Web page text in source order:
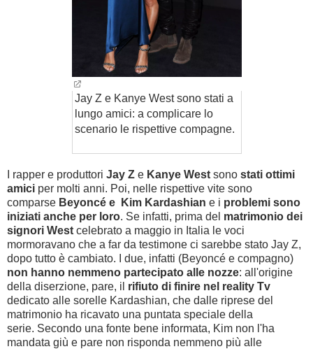
Jay Z e Kanye West sono stati a
lungo amici: a complicare lo
scenario le rispettive compagne.
I rapper e produttori Jay Z e Kanye West sono stati ottimi
amici per molti anni. Poi, nelle rispettive vite sono
comparse Beyoncé e Kim Kardashian e i problemi sono
iniziati anche per loro. Se infatti, prima del matrimonio dei
signori West celebrato a maggio in Italia le voci
mormoravano che a far da testimone ci sarebbe stato Jay Z,
dopo tutto è cambiato. I due, infatti (Beyoncé e compagno)
non hanno nemmeno partecipato alle nozze: all'origine
della diserzione, pare, il rifiuto di finire nel reality Tv
dedicato alle sorelle Kardashian, che dalle riprese del
matrimonio ha ricavato una puntata speciale della
serie. Secondo una fonte bene informata, Kim non l'ha
mandata giù e pare non risponda nemmeno più alle